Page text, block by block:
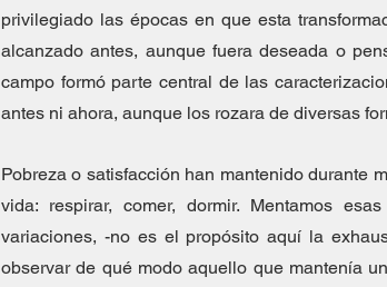
privilegiado las épocas en que esta
alcanzado antes, aunque fuera deseada o
campo formó parte central de las
antes ni ahora, aunque los rozara de diversas
Pobreza o satisfacción han mantenido durante
vida: respirar, comer, dormir. Mentamos
variaciones, -no es el propósito aquí la
observar de qué modo aquello que mantenía